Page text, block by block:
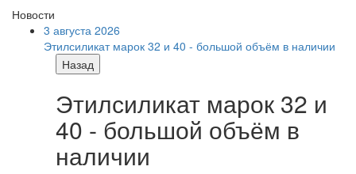
Новости
3 августа 2026
Этилсиликат марок 32 и 40 - большой объём в наличии
Назад
Этилсиликат марок 32 и
40 - большой объём в
наличии